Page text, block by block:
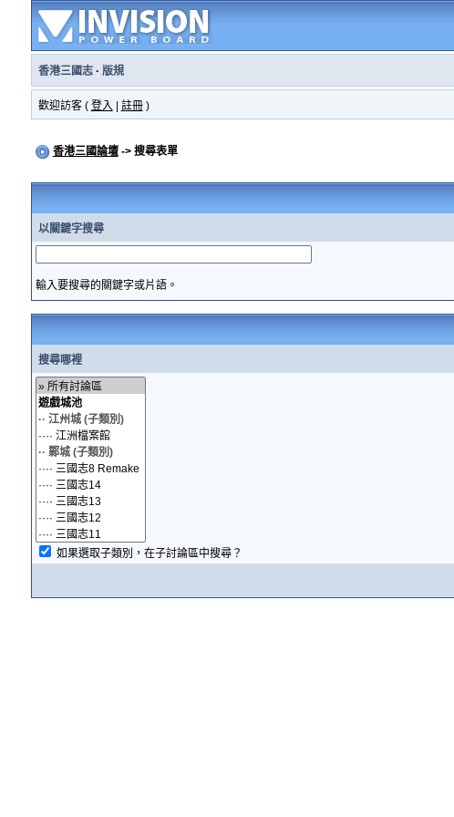
香港三國志· 版規
歡迎訪客 ( 登入 註冊)
香港三國論壇-> 搜尋表單
以關鍵字搜尋
輸入要搜尋的關鍵字或片語。
搜尋哪裡
如果選取子類別，在子討論區中搜尋？